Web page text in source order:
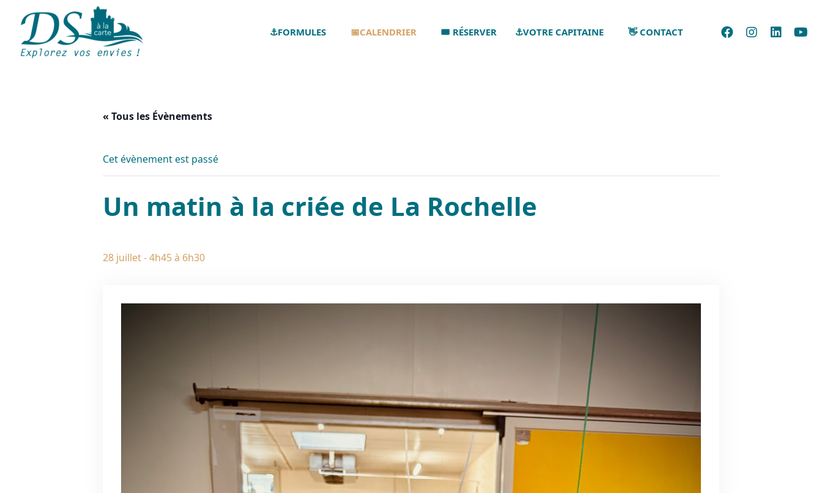
⚓FORMULES 📅CALENDRIER 🎟️ RÉSERVER ⚓VOTRE CAPITAINE 👋 CONTACT
« Tous les Évènements
Cet évènement est passé
Un matin à la criée de La Rochelle
28 juillet - 4h45à 6h30